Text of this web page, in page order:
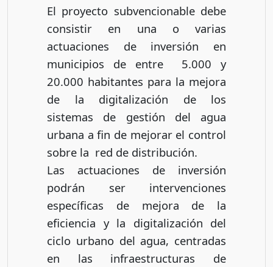
El proyecto subvencionable debe
consistir en una o varias
actuaciones de inversión en
municipios de entre 5.000 y
20.000 habitantes para la mejora
de la digitalización de los
sistemas de gestión del agua
urbana a fin de mejorar el control
sobre la red de distribución.
Las actuaciones de inversión
podrán ser intervenciones
específicas de mejora de la
eficiencia y la digitalización del
ciclo urbano del agua, centradas
en las infraestructuras de